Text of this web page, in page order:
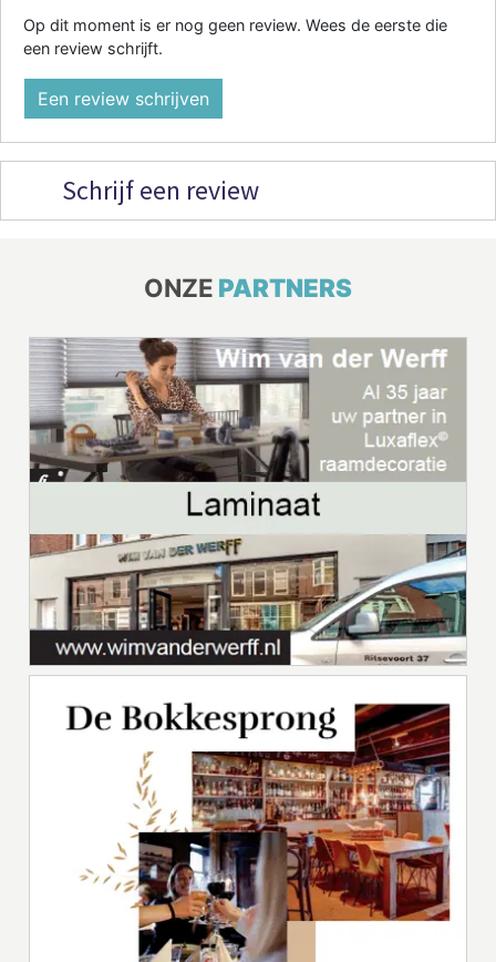
Op dit moment is er nog geen review. Wees de eerste die
een review schrijft.
Een review schrijven
Schrijf een review
ONZE PARTNERS